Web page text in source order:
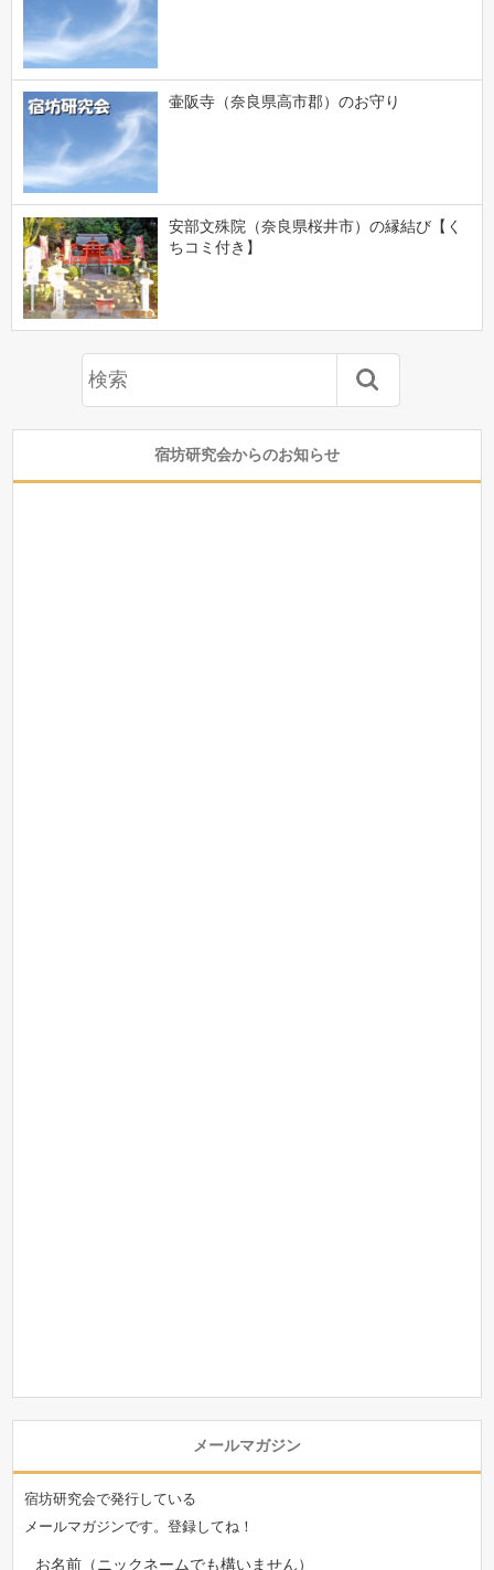
壷阪寺（奈良県高市郡）のお守り
安部文殊院（奈良県桜井市）の縁結び【く
ちコミ付き】
宿坊研究会からのお知らせ
メールマガジン
宿坊研究会で発行している
メールマガジンです。登録してね！
お名前（ニックネームでも構いません）